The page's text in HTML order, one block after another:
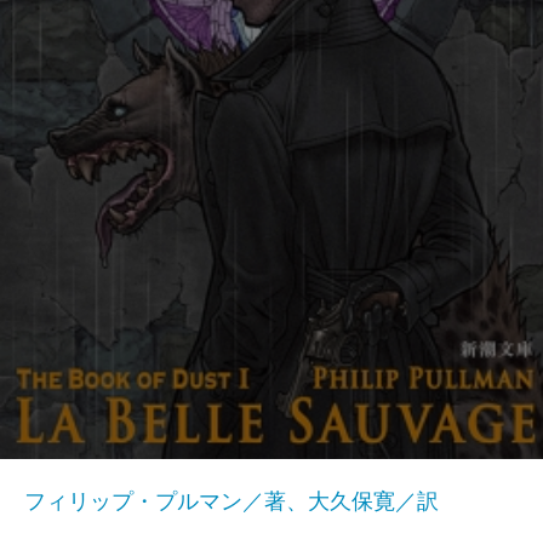
フィリップ・プルマン／著、大久保寛／訳